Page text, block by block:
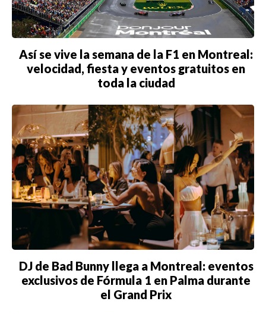
Así se vive la semana de la F1 en Montreal:
velocidad, fiesta y eventos gratuitos en
toda la ciudad
DJ de Bad Bunny llega a Montreal: eventos
exclusivos de Fórmula 1 en Palma durante
el Grand Prix